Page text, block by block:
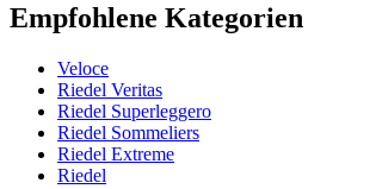
Empfohlene Kategorien
Veloce
Riedel Veritas
Riedel Superleggero
Riedel Sommeliers
Riedel Extreme
Riedel